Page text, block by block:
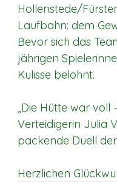
Hollenstede/
Laufbahn: dem
Bevor sich das
jährigen
Kulisse belohnt.
„Die Hütte war
Verteidigerin Julia
packende Duell
Herzlichen